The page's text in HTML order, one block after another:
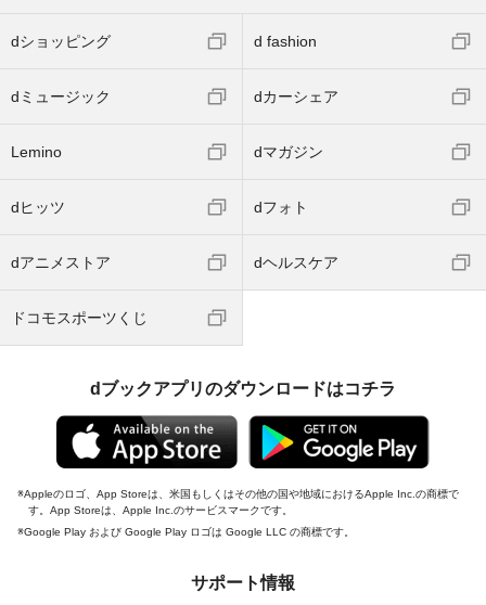
dショッピング d fashion
dミュージック dカーシェア
Lemino dマガジン
dヒッツ dフォト
dアニメストア dヘルスケア
ドコモスポーツくじ
dブックアプリのダウンロードはコチラ
Appleのロゴ、App Storeは、米国もしくはその他の国や地域におけるApple Inc.の商標で
す。App Storeは、Apple Inc.のサービスマークです。
Google Play および Google Play ロゴは Google LLC の商標です。
サポート情報